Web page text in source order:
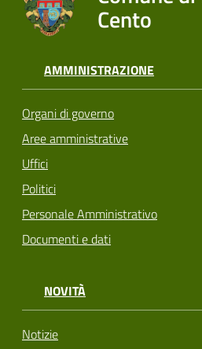
Cento
AMMINISTRAZIONE
Organi di governo
Aree amministrative
Uffici
Politici
Personale Amministrativo
Documenti e dati
NOVITÀ
Notizie